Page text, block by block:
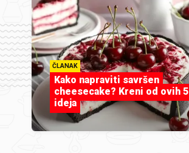
ČLANAK
Kako napraviti savršen
cheesecake? Kreni od ovih 5
ideja